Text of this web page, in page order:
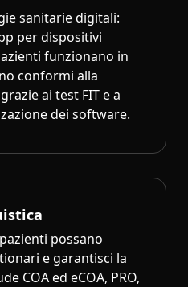
sanitarie digitali:
per dispositivi
funzionano in
conformi alla
ai test FIT e a
dei software.
possano
e garantisci la
COA ed eCOA, PRO,